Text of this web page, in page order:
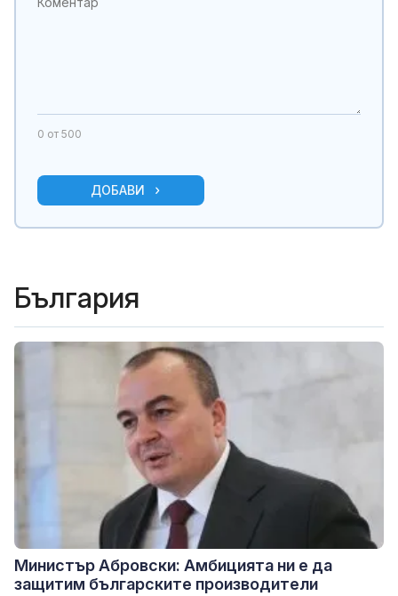
0 от 500
ДОБАВИ
България
Министър Абровски: Амбицията ни е да
защитим българските производители